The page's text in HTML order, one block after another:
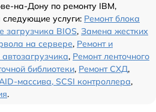
на-Дону по ремонту IBM,
услуги: Ремонт блока
загрузчика BIOS, Замена жестких
на сервере, Ремонт и
, Ремонт ленточного
библиотеки, Ремонт СХД,
массива, SCSI контроллера,
.